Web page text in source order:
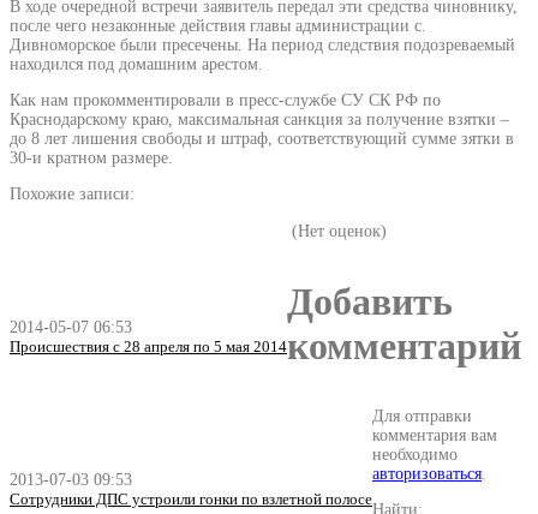
В ходе очередной встречи заявитель передал эти средства чиновнику,
после чего незаконные действия главы администрации с.
Дивноморское были пресечены. На период следствия подозреваемый
находился под домашним арестом.
Как нам прокомментировали в пресс-службе СУ СК РФ по
Краснодарскому краю, максимальная санкция за получение взятки –
до 8 лет лишения свободы и штраф, соответствующий сумме зятки в
30-и кратном размере.
Похожие записи:
2014-05-07 06:53
Происшествия с 28 апреля по 5 мая 2014
2013-07-03 09:53
Сотрудники ДПС устроили гонки по взлетной полосе
(Нет оценок)
Добавить
комментарий
Для отправки
комментария вам
необходимо
авторизоваться
Найти: